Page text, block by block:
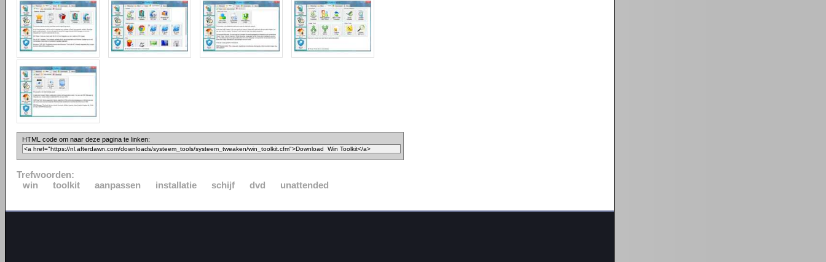
HTML code om naar deze pagina te linken:
Trefwoorden:
win
toolkit aanpassen installatie schijf dvd unattended